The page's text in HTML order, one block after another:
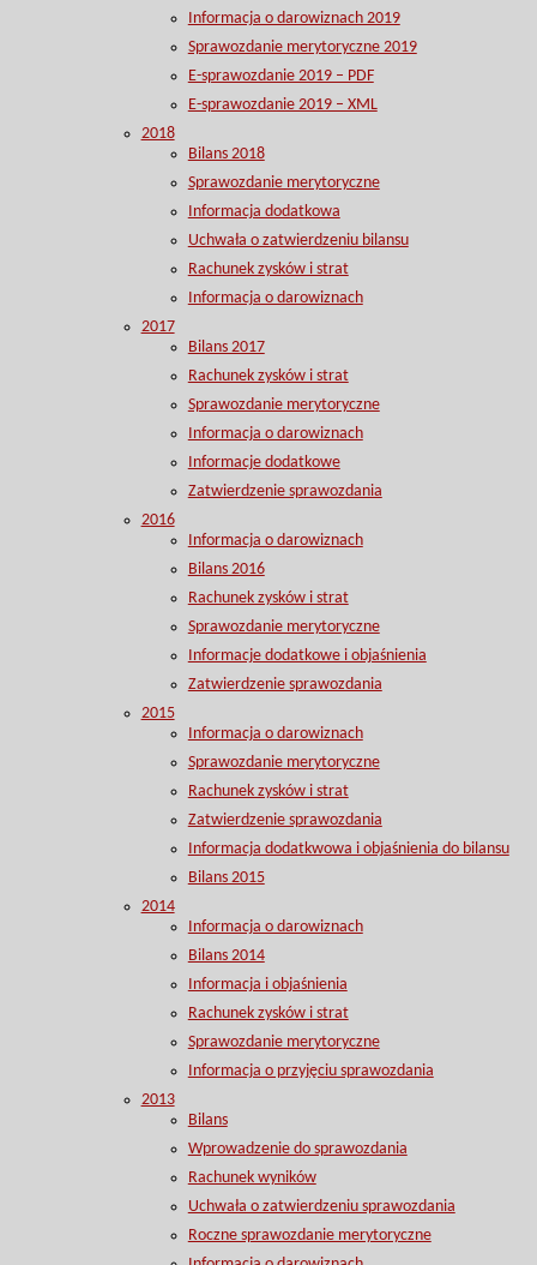
Informacja o darowiznach 2019
Sprawozdanie merytoryczne 2019
E-sprawozdanie 2019 – PDF
E-sprawozdanie 2019 – XML
2018
Bilans 2018
Sprawozdanie merytoryczne
Informacja dodatkowa
Uchwała o zatwierdzeniu bilansu
Rachunek zysków i strat
Informacja o darowiznach
2017
Bilans 2017
Rachunek zysków i strat
Sprawozdanie merytoryczne
Informacja o darowiznach
Informacje dodatkowe
Zatwierdzenie sprawozdania
2016
Informacja o darowiznach
Bilans 2016
Rachunek zysków i strat
Sprawozdanie merytoryczne
Informacje dodatkowe i objaśnienia
Zatwierdzenie sprawozdania
2015
Informacja o darowiznach
Sprawozdanie merytoryczne
Rachunek zysków i strat
Zatwierdzenie sprawozdania
Informacja dodatkwowa i objaśnienia do bilansu
Bilans 2015
2014
Informacja o darowiznach
Bilans 2014
Informacja i objaśnienia
Rachunek zysków i strat
Sprawozdanie merytoryczne
Informacja o przyjęciu sprawozdania
2013
Bilans
Wprowadzenie do sprawozdania
Rachunek wyników
Uchwała o zatwierdzeniu sprawozdania
Roczne sprawozdanie merytoryczne